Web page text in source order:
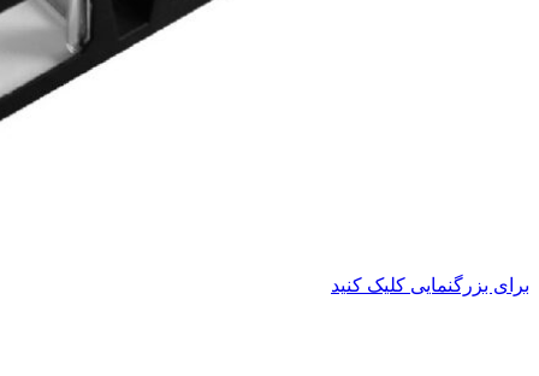
برای بزرگنمایی کلیک کنید